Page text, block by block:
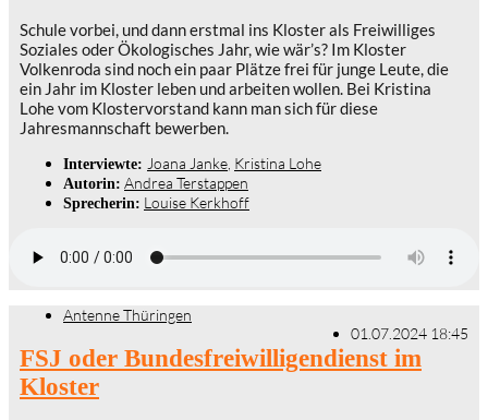
Schule vorbei, und dann erstmal ins Kloster als Freiwilliges
Soziales oder Ökologisches Jahr, wie wär’s? Im Kloster
Volkenroda sind noch ein paar Plätze frei für junge Leute, die
ein Jahr im Kloster leben und arbeiten wollen. Bei Kristina
Lohe vom Klostervorstand kann man sich für diese
Jahresmannschaft bewerben.
Interviewte: Joana Janke Kristina Lohe
Autorin: Andrea Terstappen
Sprecherin: Louise Kerkhoff
Antenne Thüringen
01.07.2024 18:45
FSJ oder Bundesfreiwilligendienst im
Kloster